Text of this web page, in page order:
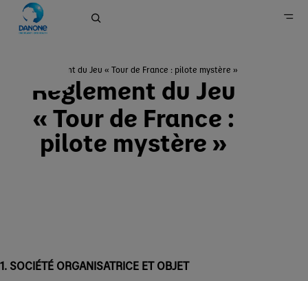
Danone en France
Règlement
Règlement du Jeu « Tour de France : pilote mystère »
Règlement du Jeu
« Tour de France :
pilote mystère »
1. SOCIÉTÉ ORGANISATRICE ET OBJET